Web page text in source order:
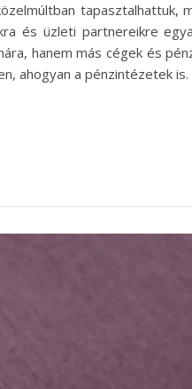
tapasztalhattuk,
és üzleti partnereikre
hanem más cégek és
ahogyan a pénzintézetek is.